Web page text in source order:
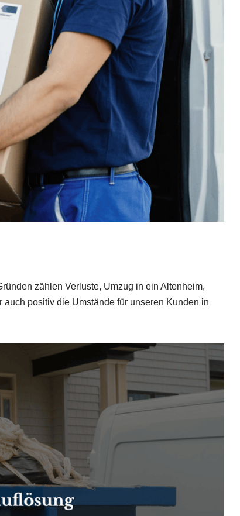
zählen Verluste, Umzug in ein Altenheim,
positiv die Umstände für unseren Kunden in